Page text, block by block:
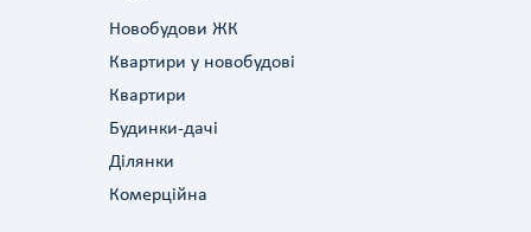
Новобудови ЖК
Квартири у новобудові
Квартири
Будинки-дачі
Ділянки
Комерційна